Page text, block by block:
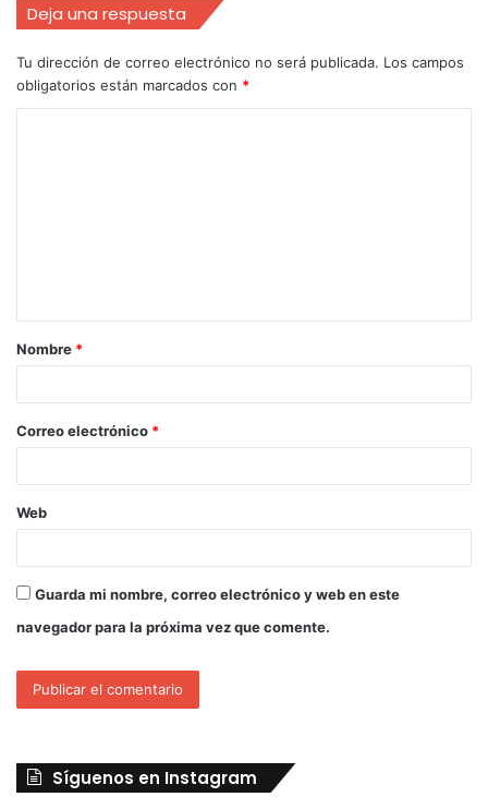
Deja una respuesta
Tu dirección de correo electrónico no será publicada. Los campos
obligatorios están marcados con *
Nombre *
Correo electrónico *
Web
Guarda mi nombre, correo electrónico y web en este
navegador para la próxima vez que comente.
Síguenos en Instagram